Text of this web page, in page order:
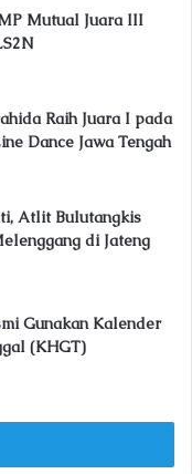
Mutual Juara III
Raih Juara I pada
Dance Jawa Tengah
Atlit Bulutangkis
di Jateng
Gunakan Kalender
(KHGT)